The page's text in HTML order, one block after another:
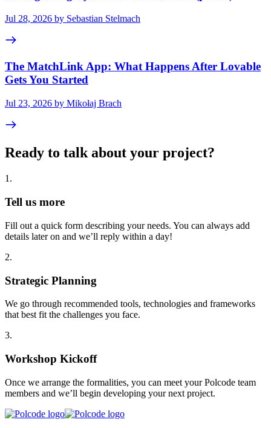
Jul 28, 2026 by Sebastian Stelmach
The MatchLink App: What Happens After Lovable
Gets You Started
Jul 23, 2026 by Mikołaj Brach
Ready to talk about your project?
1 .
Tell us more
Fill out a quick form describing your needs. You can always add
details later on and we’ll reply within a day!
2.
Strategic Planning
We go through recommended tools, technologies and frameworks
that best fit the challenges you face.
3.
Workshop Kickoff
Once we arrange the formalities, you can meet your Polcode team
members and we’ll begin developing your next project.